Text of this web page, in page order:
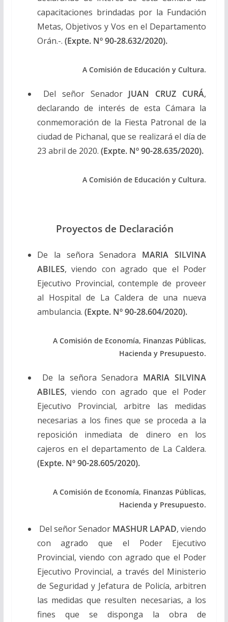
capacitaciones brindadas por la Fundación
Metas, Objetivos y Vos en el Departamento
Orán.-. (Expte. Nº 90-28.632/2020).
A Comisión de Educación y Cultura.
Del señor Senador JUAN CRUZ CURÁ,
declarando de interés de esta Cámara la
conmemoración de la Fiesta Patronal de la
ciudad de Pichanal, que se realizará el día de
23 abril de 2020. (Expte. Nº 90-28.635/2020).
A Comisión de Educación y Cultura.
Proyectos de Declaración
De la señora Senadora MARIA SILVINA
ABILES, viendo con agrado que el Poder
Ejecutivo Provincial, contemple de proveer
al Hospital de La Caldera de una nueva
ambulancia. (Expte. Nº 90-28.604/2020).
A Comisión de Economía, Finanzas Públicas,
Hacienda y Presupuesto.
De la señora Senadora MARIA SILVINA
ABILES, viendo con agrado que el Poder
Ejecutivo Provincial, arbitre las medidas
necesarias a los fines que se proceda a la
reposición inmediata de dinero en los
cajeros en el departamento de La Caldera.
(Expte. Nº 90-28.605/2020).
A Comisión de Economía, Finanzas Públicas,
Hacienda y Presupuesto.
Del señor Senador MASHUR LAPAD, viendo
con agrado que el Poder Ejecutivo
Provincial, viendo con agrado que el Poder
Ejecutivo Provincial, a través del Ministerio
de Seguridad y Jefatura de Policía, arbitren
las medidas que resulten necesarias, a los
fines que se disponga la obra de